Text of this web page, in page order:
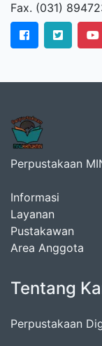
Fax. (031)
Perpustakaan
Informasi
Layanan
Pustakawan
Area Anggota
Tentang
Perpustakaan